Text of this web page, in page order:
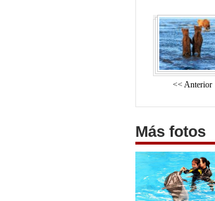
<< Anterior
Más fotos